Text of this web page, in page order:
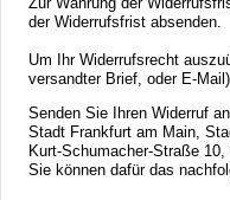
der Widerrufsfrist absenden.
Um Ihr Widerrufsrecht
versandter Brief, oder E-
Senden Sie Ihren Widerruf
Stadt Frankfurt am Main,
Kurt-Schumacher-Straße
Sie können dafür das